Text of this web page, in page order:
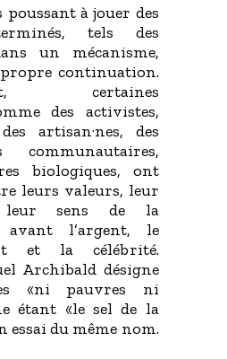
à jouer des
tels des
un mécanisme,
propre continuation.
certaines
des activistes,
artisan·nes, des
communautaires,
biologiques, ont
leurs valeurs, leur
leur sens de la
avant l’argent, le
et la célébrité.
Archibald désigne
«ni pauvres ni
étant «le sel de la
essai du même nom.